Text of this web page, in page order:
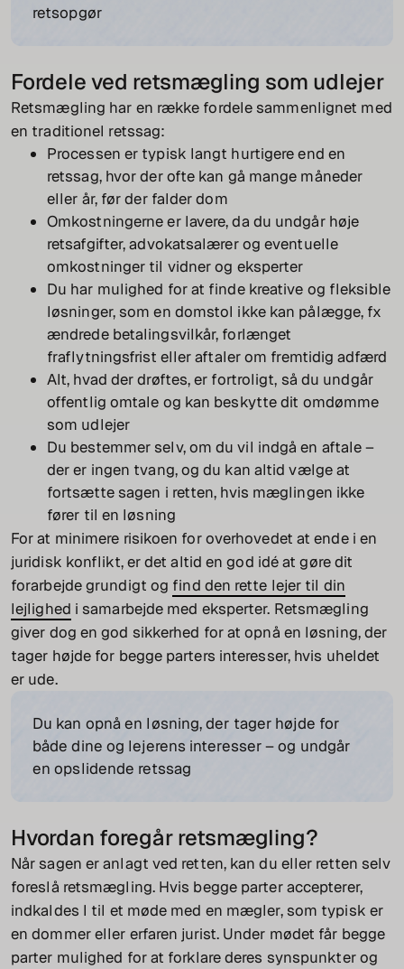
retsopgør
Fordele ved retsmægling som udlejer
Retsmægling har en række fordele sammenlignet med
en traditionel retssag:
Processen er typisk langt hurtigere end en
retssag, hvor der ofte kan gå mange måneder
eller år, før der falder dom
Omkostningerne er lavere, da du undgår høje
retsafgifter, advokatsalærer og eventuelle
omkostninger til vidner og eksperter
Du har mulighed for at finde kreative og fleksible
løsninger, som en domstol ikke kan pålægge, fx
ændrede betalingsvilkår, forlænget
fraflytningsfrist eller aftaler om fremtidig adfærd
Alt, hvad der drøftes, er fortroligt, så du undgår
offentlig omtale og kan beskytte dit omdømme
som udlejer
Du bestemmer selv, om du vil indgå en aftale –
der er ingen tvang, og du kan altid vælge at
fortsætte sagen i retten, hvis mæglingen ikke
fører til en løsning
For at minimere risikoen for overhovedet at ende i en
juridisk konflikt, er det altid en god idé at gøre dit
forarbejde grundigt og find den rette lejer til din
lejlighed i samarbejde med eksperter. Retsmægling
giver dog en god sikkerhed for at opnå en løsning, der
tager højde for begge parters interesser, hvis uheldet
er ude.
Du kan opnå en løsning, der tager højde for
både dine og lejerens interesser – og undgår
en opslidende retssag
Hvordan foregår retsmægling?
Når sagen er anlagt ved retten, kan du eller retten selv
foreslå retsmægling. Hvis begge parter accepterer,
indkaldes I til et møde med en mægler, som typisk er
en dommer eller erfaren jurist. Under mødet får begge
parter mulighed for at forklare deres synspunkter og